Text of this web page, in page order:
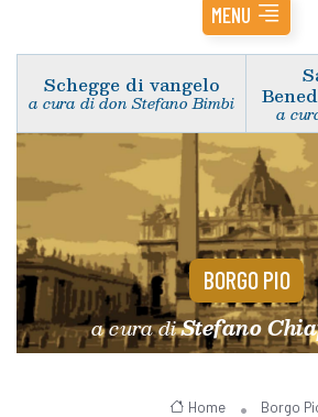
MENU
Schegge di vangelo
a cura di don Stefano Bimbi a
BORGO PIO
a cura diStefano
Home Borgo